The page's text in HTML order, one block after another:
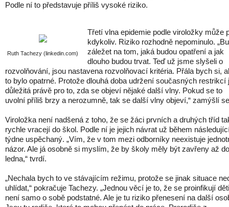
Podle ní to představuje příliš vysoké riziko.
Ruth Tachezy (linkedin.com)
Třetí vlna epidemie podle viroložky může
kdykoliv. Riziko rozhodně nepominulo.
záležet na tom, jaká budou opatření a jak
dlouho budou trvat. Teď už jsme slyšeli o
rozvolňování, jsou nastavena rozvolňovací kritéria. Přála bych si,
to bylo opatrné. Protože dlouhá doba udržení současných restrikcí
důležitá právě pro to, zda se objeví nějaké další vlny. Pokud se to
uvolní příliš brzy a nerozumně, tak se další vlny objeví,“ zamýšlí
Viroložka není nadšená z toho, že se žáci prvních a druhých tříd
rychle vracejí do škol. Podle ní je jejich návrat už během
týdne uspěchaný. „Vím, že v tom mezi odborníky neexistuje
názor. Ale já osobně si myslím, že by školy měly být zavřeny až do
ledna,“ tvrdí.
„Nechala bych to ve stávajícím režimu, protože se jinak situace
uhlídat,“ pokračuje Tachezy. „Jednou věcí je to, že se proinfikují
není samo o sobě podstatné. Ale je tu riziko přenesení na další